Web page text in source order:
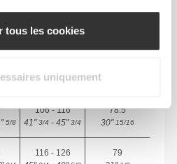
tous les cookies
uniquement
3/8
90 - 98
35"7/16- 38"5/8
1/2
38"5/8- 41"3/4
5/8
106 - 116
41"3/4 - 45"3/4
78.5
30"15/16
116 - 126
79